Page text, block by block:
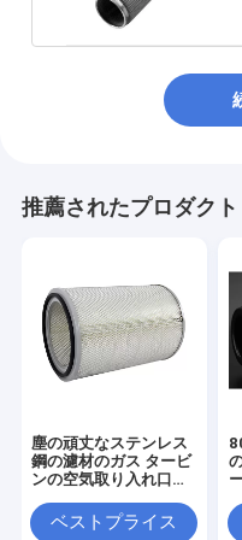
推薦されたプロダクト
塵の頑丈なステンレス
鋼の濾材のガス タービ
ンの空気取り入れ口フ
ベストプライス